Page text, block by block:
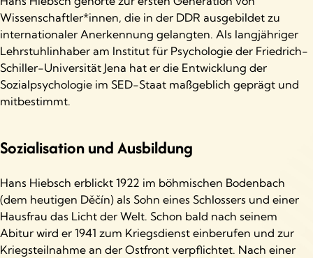
Wissenschaftler*innen, die in der DDR ausgebildet zu
internationaler Anerkennung gelangten. Als langjähriger
Lehrstuhlinhaber am Institut für Psychologie der Friedrich-
Schiller-Universität Jena hat er die Entwicklung der
Sozialpsychologie im SED-Staat maßgeblich geprägt und
mitbestimmt.
Sozialisation und Ausbildung
Hans Hiebsch erblickt 1922 im böhmischen Bodenbach
(dem heutigen Děčín) als Sohn eines Schlossers und einer
Hausfrau das Licht der Welt. Schon bald nach seinem
Abitur wird er 1941 zum Kriegsdienst einberufen und zur
Kriegsteilnahme an der Ostfront verpflichtet. Nach einer